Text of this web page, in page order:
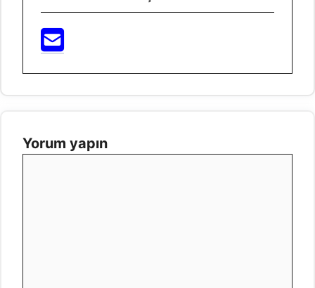
Yorum yapın